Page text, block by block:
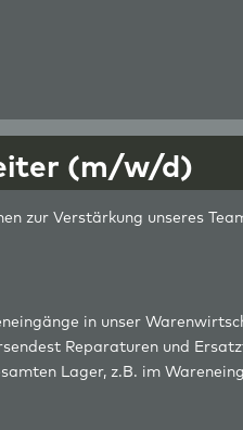
(m/w/d)
zur Verstärkung unseres
in unser
Reparaturen und
Lager, z.B. im